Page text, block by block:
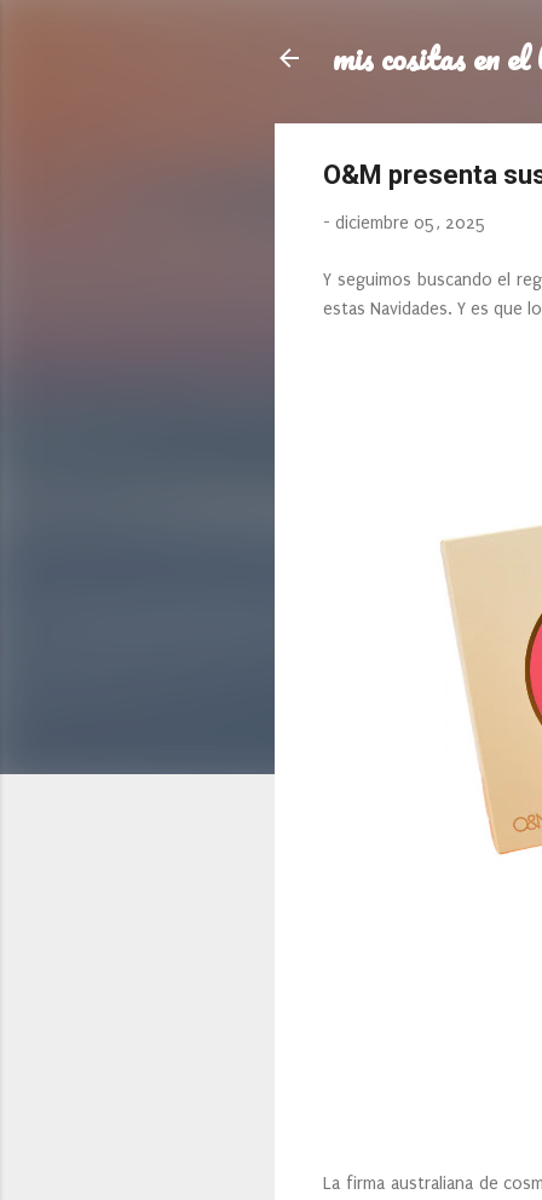
mis cositas en el
O&M presenta
- diciembre 05, 2025
Y seguimos buscando el
estas Navidades. Y es que
La firma australiana de